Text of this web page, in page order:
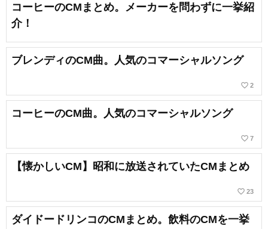
コーヒーのCMまとめ。メーカーを問わずに一挙紹
介！
ブレンディのCM曲。人気のコマーシャルソング
favorite_border 2
コーヒーのCM曲。人気のコマーシャルソング
favorite_border 7
【懐かしいCM】昭和に放送されていたCMまとめ
favorite_border 23
ダイドードリンコのCMまとめ。飲料のCMを一挙